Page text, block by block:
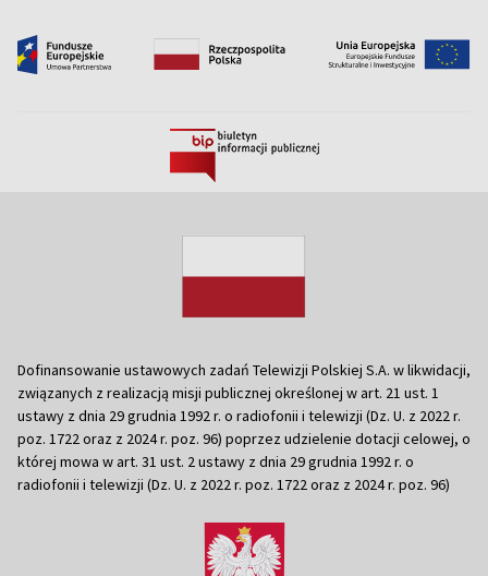
Dofinansowanie ustawowych zadań Telewizji Polskiej S.A. w likwidacji,
związanych z realizacją misji publicznej określonej w art. 21 ust. 1
ustawy z dnia 29 grudnia 1992 r. o radiofonii i telewizji (Dz. U. z 2022 r.
poz. 1722 oraz z 2024 r. poz. 96) poprzez udzielenie dotacji celowej, o
której mowa w art. 31 ust. 2 ustawy z dnia 29 grudnia 1992 r. o
radiofonii i telewizji (Dz. U. z 2022 r. poz. 1722 oraz z 2024 r. poz. 96)